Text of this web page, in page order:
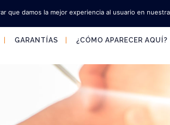
GARANTÍAS ¿CÓMO APARECER AQUÍ?
que damos la mejor experiencia al usuario en